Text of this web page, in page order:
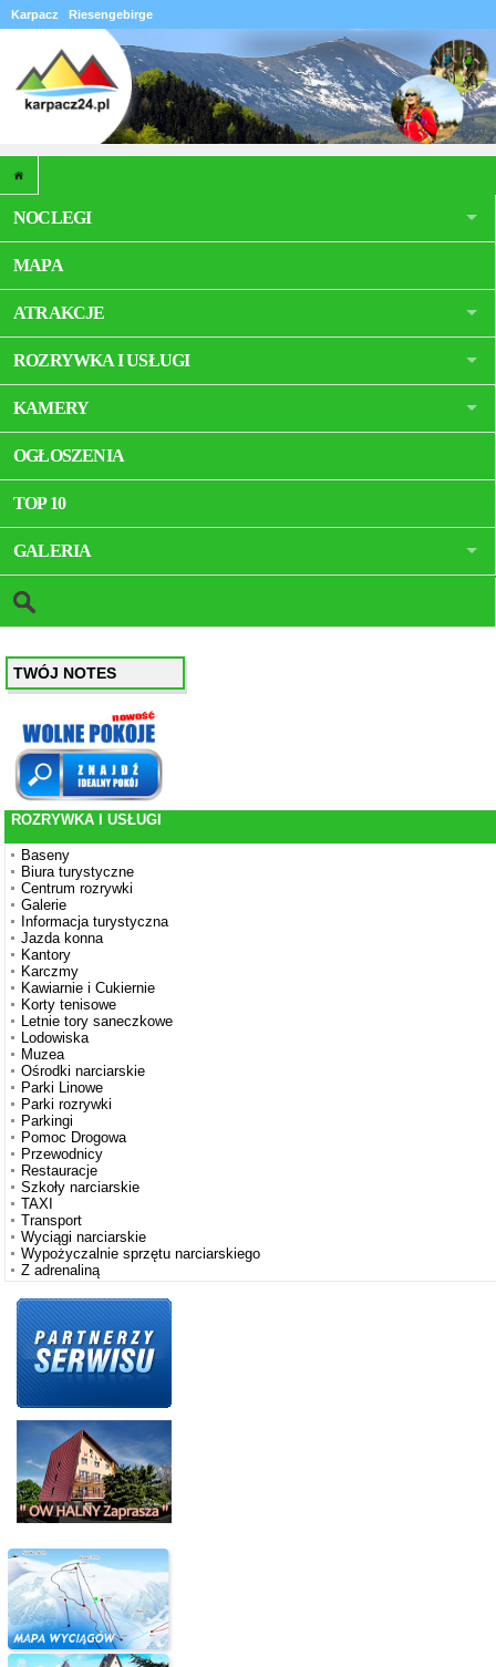
Karpacz Riesengebirge
NOCLEGI
MAPA
ATRAKCJE
ROZRYWKA I USŁUGI
KAMERY
OGŁOSZENIA
TOP 10
GALERIA
TWÓJ NOTES
ROZRYWKA I USŁUGI
Baseny
Biura turystyczne
Centrum rozrywki
Galerie
Informacja turystyczna
Jazda konna
Kantory
Karczmy
Kawiarnie i Cukiernie
Korty tenisowe
Letnie tory saneczkowe
Lodowiska
Muzea
Ośrodki narciarskie
Parki Linowe
Parki rozrywki
Parkingi
Pomoc Drogowa
Przewodnicy
Restauracje
Szkoły narciarskie
TAXI
Transport
Wyciągi narciarskie
Wypożyczalnie sprzętu narciarskiego
Z adrenaliną